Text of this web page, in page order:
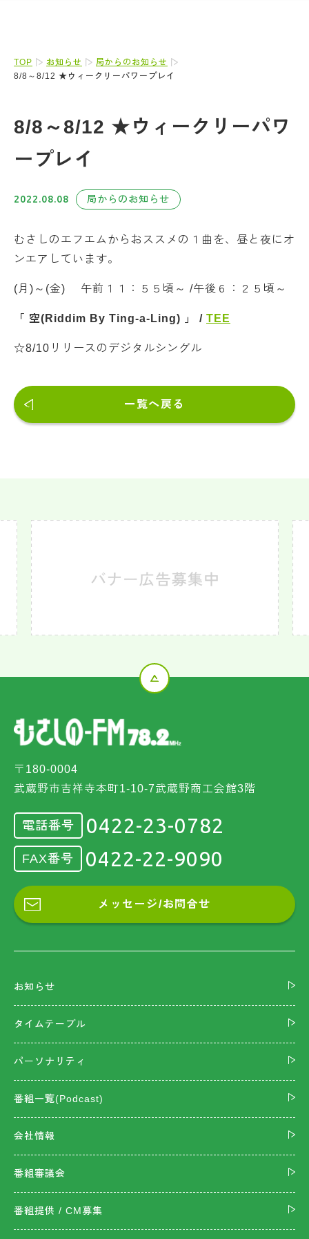
TOP お知らせ
局からのお知らせ
8/8～8/12 ★ウィークリーパワープレイ
8/8～8/12 ★ウィークリーパワ
ープレイ
2022.08.08 局からのお知らせ
むさしのエフエムからおススメの１曲を、昼と夜にオ
ンエアしています。
(月)～(金) 午前１１：５５頃～ /午後６：２５頃～
「 空(Riddim By Ting-a-Ling) 」 / TEE
☆8/10リリースのデジタルシングル
一覧へ戻る
〒180-0004
武蔵野市吉祥寺本町1-10-7武蔵野商工会館3階
電話番号 0422-23-0782
FAX番号 0422-22-9090
メッセージ/お問合せ
お知らせ
タイムテーブル
パーソナリティ
番組一覧(Podcast)
会社情報
番組審議会
番組提供 / CM募集